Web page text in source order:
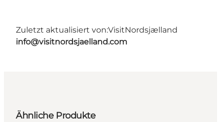
Zuletzt aktualisiert von:VisitNordsjælland
info@visitnordsjaelland.com
Ähnliche Produkte